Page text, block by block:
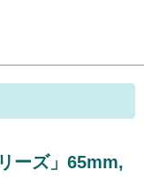
ーズ」65mm,